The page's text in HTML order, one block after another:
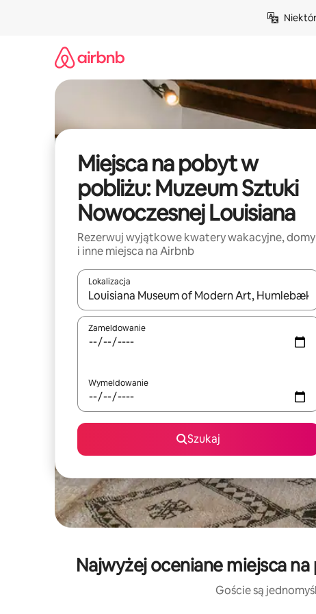
Miejsca na pobyt w
pobliżu: Muzeum Sztuki
Nowoczesnej Louisiana
Rezerwuj wyjątkowe kwatery wakacyjne, domy
i inne miejsca na Airbnb
Lokalizacja
Gdy wyniki będą dostępne, możesz poruszać się
Zameldowanie
Wymeldowanie
Szukaj
Najwyżej oceniane miejsca
Goście są